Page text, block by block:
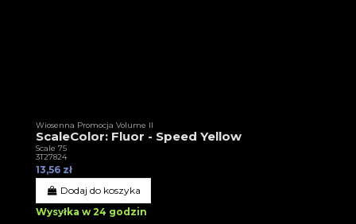
Wiosenna Promocja Volume II
ScaleColor: Fluor - Speed Yellow
Scale 75
3T27824
13,56 zł
Dodaj do koszyka
Wysyłka w 24 godzin